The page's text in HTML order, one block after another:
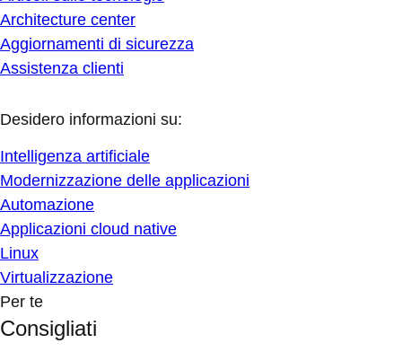
Architecture center
Aggiornamenti di sicurezza
Assistenza clienti
Desidero informazioni su:
Intelligenza artificiale
Modernizzazione delle applicazioni
Automazione
Applicazioni cloud native
Linux
Virtualizzazione
Per te
Consigliati